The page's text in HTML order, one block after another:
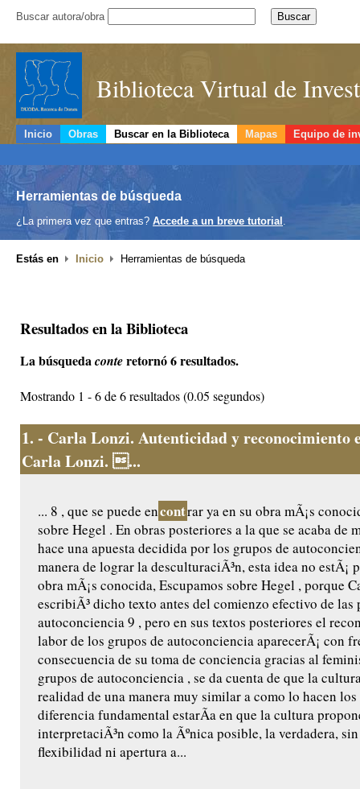
Buscar autora/obra
Biblioteca Virtual de
Inicio Obras Buscar en la Biblioteca Mapas Equipo de
Herramientas de búsqueda
¿La primera vez que entras? Accede a un breve tutorial .
Estás en Inicio Herramientas de búsqueda
Resultados en la Biblioteca
La búsquedaconteretornó 6 resultados.
Mostrando 1 - 6 de 6 resultados (0.05 segundos)
1. - Carla Lonzi. Autenticidad y reconocimiento
Carla Lonzi. ...
... 8 , que se puede encontrar ya en su obra mÃ¡s
sobre Hegel . En obras posteriores a la que se acaba de
hace una apuesta decidida por los grupos de
manera de lograr la desculturaciÃ³n, esta idea no estÃ¡
obra mÃ¡s conocida, Escupamos sobre Hegel , porque
escribiÃ³ dicho texto antes del comienzo efectivo de las
autoconciencia 9 , pero en sus textos posteriores el
labor de los grupos de autoconciencia aparecerÃ¡ con
consecuencia de su toma de conciencia gracias al
grupos de autoconciencia , se da cuenta de que la
realidad de una manera muy similar a como lo hacen
diferencia fundamental estarÃ­a en que la cultura
interpretaciÃ³n como la Ãºnica posible, la verdadera,
flexibilidad ni apertura a...